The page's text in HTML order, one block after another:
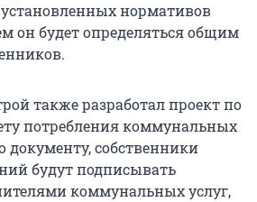
нормативов
он будет определяться общим
также разработал проект по
потребления коммунальных
документу, собственники
будут подписывать
коммунальных услуг,